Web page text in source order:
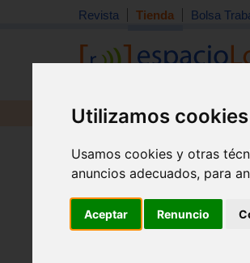
Utilizamos cookies
Usamos cookies y otras
anuncios adecuados, para
Aceptar Renuncio
Revista Tienda Bolsa
Revista Libros Material